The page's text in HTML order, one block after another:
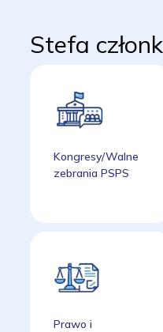
Stefa
Kongresy/Walne
zebrania PSPS
Prawo i